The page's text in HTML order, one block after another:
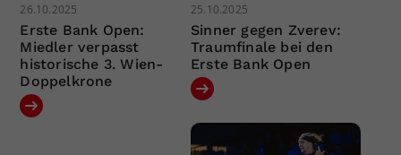
26.10.2025
Erste Bank Open:
Miedler verpasst
historische 3. Wien-
Doppelkrone
25.10.2025
Sinner gegen Zverev:
Traumfinale bei den
Erste Bank Open